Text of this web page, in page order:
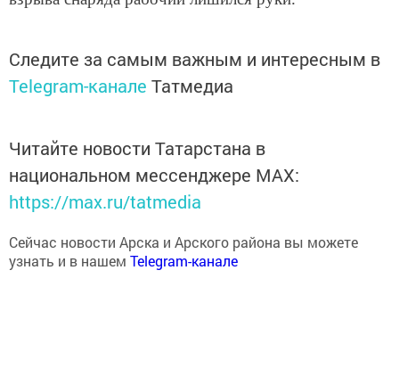
Следите за самым важным и интересным в
Telegram-канале Татмедиа
Читайте новости Татарстана в
национальном мессенджере MАХ:
https://max.ru/tatmedia
Сейчас новости Арска и Арского района вы можете
узнать и в нашем Telegram-канале